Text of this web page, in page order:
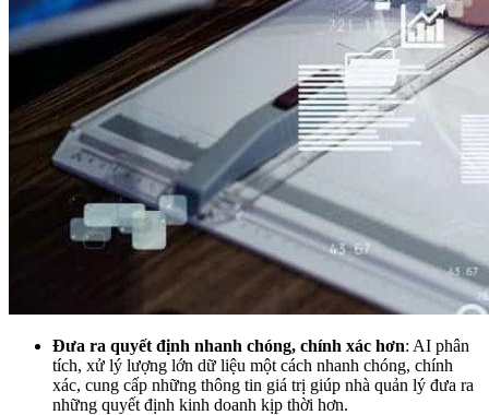
Đưa ra quyết định nhanh chóng, chính xác hơn: AI phân
tích, xử lý lượng lớn dữ liệu một cách nhanh chóng, chính
xác, cung cấp những thông tin giá trị giúp nhà quản lý đưa ra
những quyết định kinh doanh kịp thời hơn.